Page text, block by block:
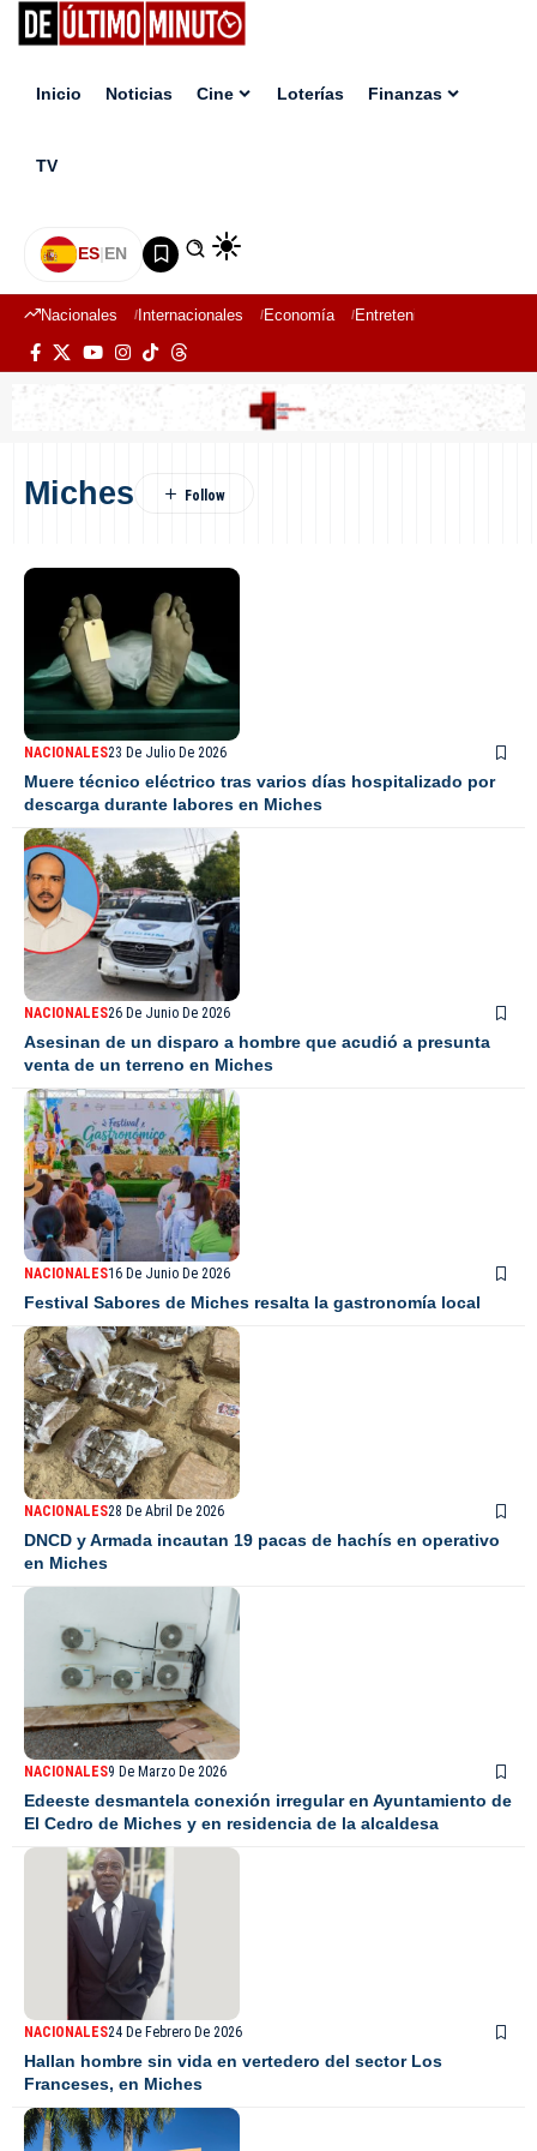
Inicio Noticias Cine Loterías Finanzas
TV
ES|EN
Nacionales Internacionales Economía Entretenimiento
Miches
NACIONALES23 De Julio De 2026
Muere técnico eléctrico tras varios días hospitalizado por
descarga durante labores en Miches
NACIONALES26 De Junio De 2026
Asesinan de un disparo a hombre que acudió a presunta
venta de un terreno en Miches
NACIONALES16 De Junio De 2026
Festival Sabores de Miches resalta la gastronomía local
NACIONALES28 De Abril De 2026
DNCD y Armada incautan 19 pacas de hachís en operativo
en Miches
NACIONALES9 De Marzo De 2026
Edeeste desmantela conexión irregular en Ayuntamiento de
El Cedro de Miches y en residencia de la alcaldesa
NACIONALES24 De Febrero De 2026
Hallan hombre sin vida en vertedero del sector Los
Franceses, en Miches